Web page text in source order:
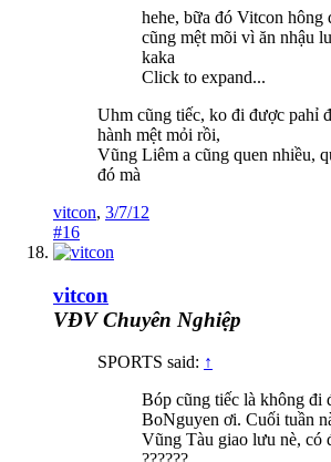
hehe, bữa đó Vitcon hông
cũng mệt mõi vì ăn nhậu
kaka
Click to expand...
Uhm cũng tiếc, ko đi được pahỉ
hành mệt mỏi rồi,
Vũng Liêm a cũng quen nhiều,
đó mà
vitcon, 3/7/12
#16
vitcon
VĐV Chuyên Nghiệp
SPORTS said: ↑
Bóp cũng tiếc là không đi
BoNguyen ơi. Cuối tuần
Vũng Tàu giao lưu nè, có